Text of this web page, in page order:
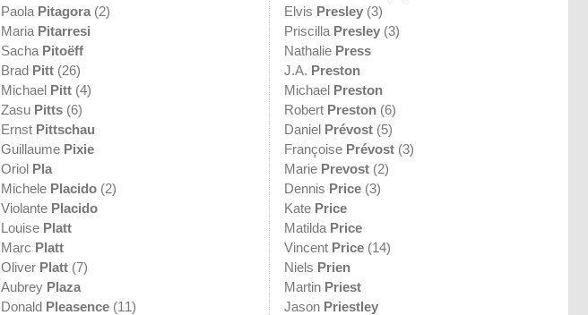
Paola Pitagora (2)
Maria Pitarresi
Sacha Pitoëff
Brad Pitt (26)
Michael Pitt (4)
Zasu Pitts (6)
Ernst Pittschau
Guillaume Pixie
Oriol Pla
Michele Placido (2)
Violante Placido
Louise Platt
Marc Platt
Oliver Platt (7)
Aubrey Plaza
Donald Pleasence (11)
Elvis Presley (3)
Priscilla Presley (3)
Nathalie Press
J.A. Preston
Michael Preston
Robert Preston (6)
Daniel Prévost (5)
Françoise Prévost (3)
Marie Prevost (2)
Dennis Price (3)
Kate Price
Matilda Price
Vincent Price (14)
Niels Prien
Martin Priest
Jason Priestley